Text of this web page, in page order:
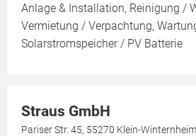
Anlage & Installation, Reinigung /
Vermietung / Verpachtung,
Solarstromspeicher / PV Batterie
Straus GmbH
Pariser Str. 45, 55270 Klein-